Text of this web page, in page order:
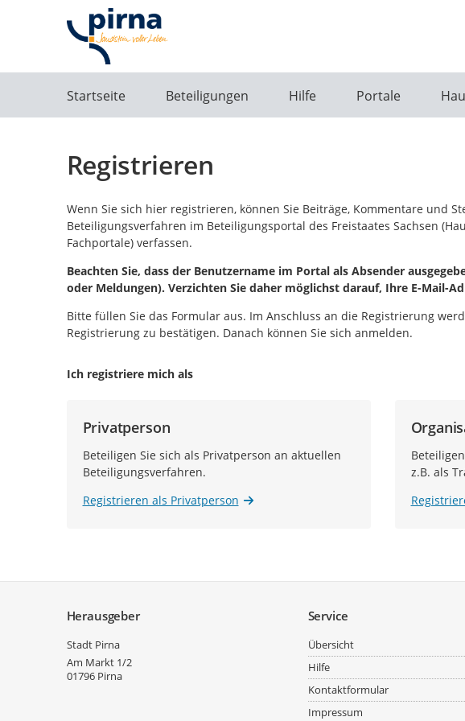
Startseite Beteiligungen Hilfe Portale
Registrieren
Wenn Sie sich hier registrieren, können Sie Beiträge, Kommentare und
Beteiligungsverfahren im Beteiligungsportal des Freistaates Sachsen
Fachportale) verfassen.
Beachten Sie, dass der Benutzername im Portal als Absender
oder Meldungen). Verzichten Sie daher möglichst darauf, Ihre E-Mail-
Bitte füllen Sie das Formular aus. Im Anschluss an die Registrierung
Registrierung zu bestätigen. Danach können Sie sich anmelden.
Ich registriere mich als
Privatperson
Beteiligen Sie sich als Privatperson an aktuellen
Beteiligungsverfahren.
Registrieren als Privatperson
z.B. als
Herausgeber
Stadt Pirna
Am Markt 1/2
01796 Pirna
Service
Übersicht
Hilfe
Kontaktformular
Impressum